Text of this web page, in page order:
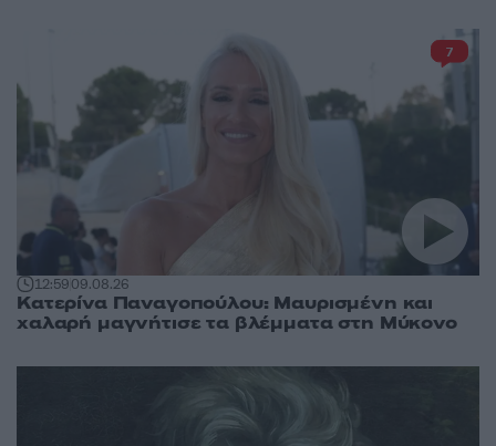
12:5909.08.26
Κατερίνα Παναγοπούλου: Μαυρισμένη και
χαλαρή μαγνήτισε τα βλέμματα στη Μύκονο
7